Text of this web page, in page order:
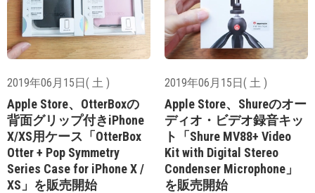
2019年06月15日( 土 )
Apple Store、OtterBoxの
背面グリップ付きiPhone
X/XS用ケース「OtterBox
Otter + Pop Symmetry
Series Case for iPhone X /
XS」を販売開始
2019年06月15日( 土 )
Apple Store、Shureのオー
ディオ・ビデオ録音キッ
ト「Shure MV88+ Video
Kit with Digital Stereo
Condenser Microphone」
を販売開始